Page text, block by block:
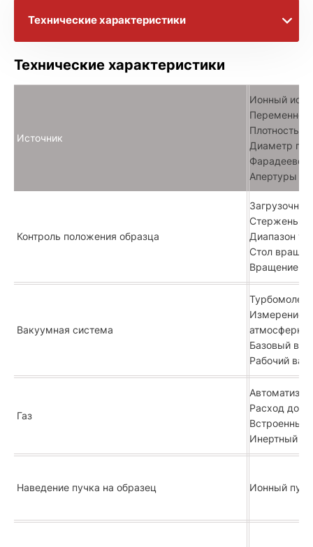
Технические характеристики
Брошюры с информацией
Технические характеристики
Источник
Ионный
Переменное
Плотность
Диаметр
Апертуры с
Контроль положения образца
Стержень
Диапазон
Стол
Вращение
Вакуумная система
Измерение
Базовый
Рабочий
Газ
Расход до 2
Встроенный
Инертный
Наведение пучка на образец Ионный